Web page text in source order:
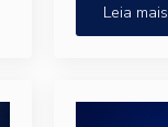
Leia mais